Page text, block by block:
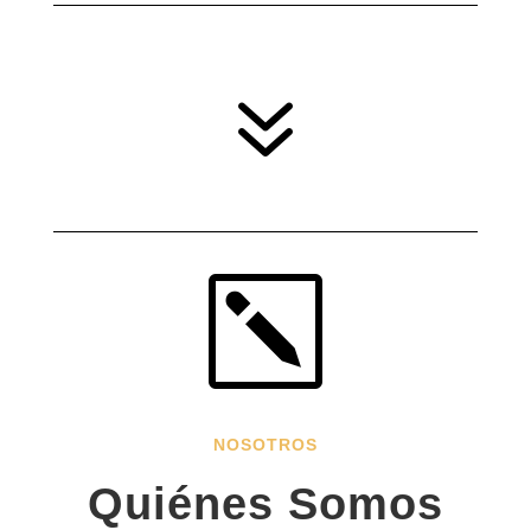
7
k
NOSOTROS
Quiénes Somos